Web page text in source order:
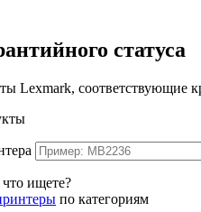
статуса
Lexmark, соответствующие
ищете?
по категориям